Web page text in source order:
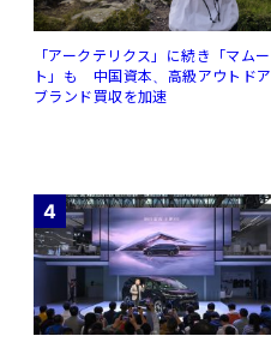
「アークテリクス」に続き「マムー
ト」も 中国資本、高級アウトドア
ブランド買収を加速
4